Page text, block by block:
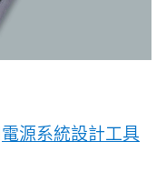
電源系統設計工具